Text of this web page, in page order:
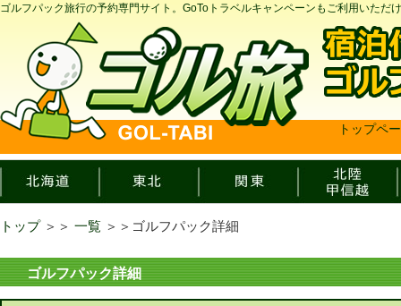
ゴルフパック旅行の予約専門サイト。GoToトラベルキャンペーンもご利用いただ
トップペ
トップ ＞＞ 一覧 ＞＞ ゴルフパック詳細
ゴルフパック詳細